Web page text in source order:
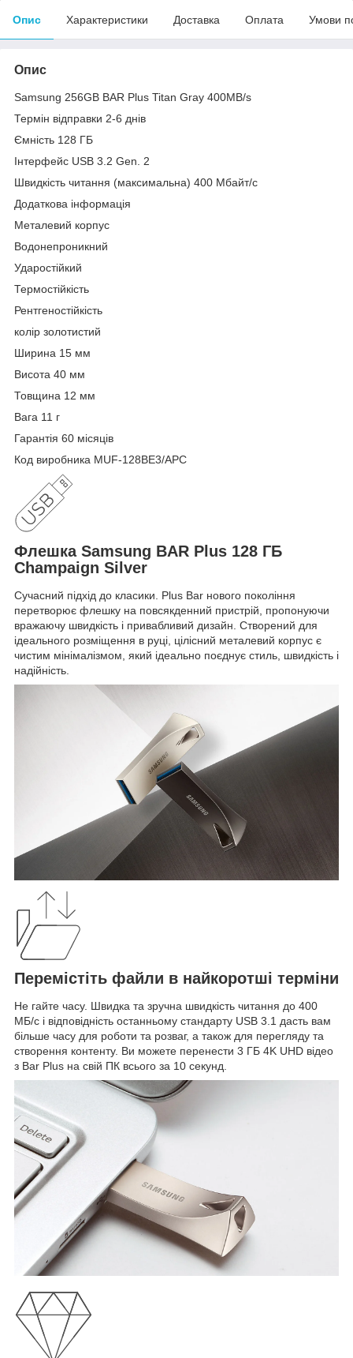
Опис Характеристики Доставка Оплата Умови
Опис
Samsung 256GB BAR Plus Titan Gray 400MB/s
Термін відправки 2-6 днів
Ємність 128 ГБ
Інтерфейс USB 3.2 Gen. 2
Швидкість читання (максимальна) 400 Мбайт/с
Додаткова інформація
Металевий корпус
Водонепроникний
Ударостійкий
Термостійкість
Рентгеностійкість
колір золотистий
Ширина 15 мм
Висота 40 мм
Товщина 12 мм
Вага 11 г
Гарантія 60 місяців
Код виробника MUF-128BE3/APC
Флешка Samsung BAR Plus 128 ГБ
Champaign Silver
Сучасний підхід до класики. Plus Bar нового покоління
перетворює флешку на повсякденний пристрій, пропонуючи
вражаючу швидкість і привабливий дизайн. Створений для
ідеального розміщення в руці, цілісний металевий корпус є
чистим мінімалізмом, який ідеально поєднує стиль, швидкість і
надійність.
Перемістіть файли в найкоротші терміни
Не гайте часу. Швидка та зручна швидкість читання до 400
МБ/с і відповідність останньому стандарту USB 3.1 дасть вам
більше часу для роботи та розваг, а також для перегляду та
створення контенту. Ви можете перенести 3 ГБ 4K UHD відео
з Bar Plus на свій ПК всього за 10 секунд.